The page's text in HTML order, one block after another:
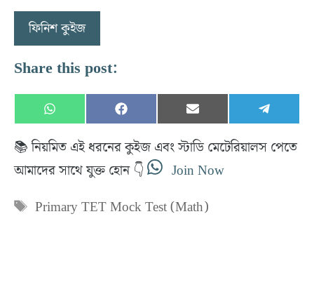
ফিনিশ কুইজ
Share this post:
Share
on
W
h
a
t
s
A
p
Share
on
F
a
c
e
b
o
k
Share
on
E
m
a
i
l
Share
on
T
e
l
e
📚 নিয়মিত এই ধরনের কুইজ এবং স্টাডি মেটেরিয়ালস পেতে
আমাদের সাথে যুক্ত হোন 👇
Join Now
Tags
Primary TET Mock Test (Math)